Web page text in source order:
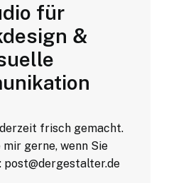
für
&
frisch gemacht.
gerne, wenn Sie
post@dergestalter.de